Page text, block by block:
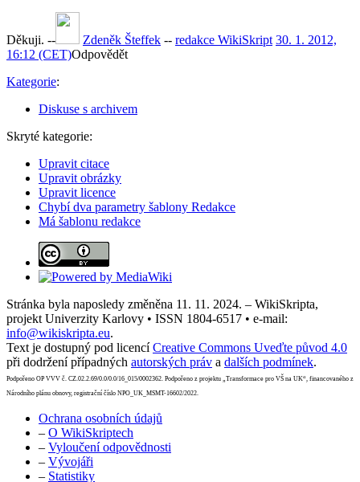
Děkuji. -- Zdeněk Šteffek -- redakce WikiSkript 30. 1. 2012,
16:12 (CET)Odpovědět
Kategorie:
Diskuse s archivem
Skryté kategorie:
Upravit citace
Upravit obrázky
Upravit licence
Chybí dva parametry šablony Redakce
Má šablonu redakce
Stránka byla naposledy změněna 11. 11. 2024. – WikiSkripta,
projekt Univerzity Karlovy • ISSN 1804-6517 • e-mail:
info@wikiskripta.eu.
Text je dostupný pod licencíCreative Commons Uveďte původ 4.0
při dodržení případných autorských práv a dalších podmínek.
Podpořeno OP VVV č. CZ.02.2.69/0.0/0.0/16_015/0002362. Podpořeno z projektu „Transformace pro VŠ na UK“, financovaného z
Národního plánu obnovy, registrační číslo NPO_UK_MSMT-16602/2022.
Ochrana osobních údajů
– O WikiSkriptech
– Vyloučení odpovědnosti
– Vývojáři
– Statistiky